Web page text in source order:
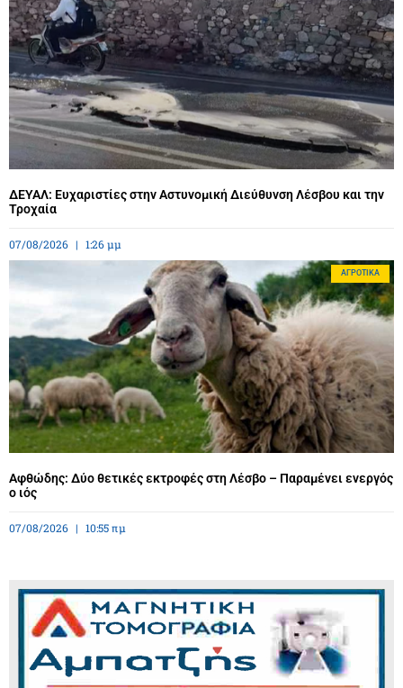
ΔΕΥΑΛ: Ευχαριστίες στην Αστυνομική Διεύθυνση Λέσβου και την
Τροχαία
07/08/2026 1:26 μμ
ΑΓΡΟΤΙΚΆ
Αφθώδης: Δύο θετικές εκτροφές στη Λέσβο – Παραμένει ενεργός
ο ιός
07/08/2026 10:55 πμ